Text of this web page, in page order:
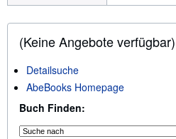
(Keine Angebote verfügbar)
Detailsuche
AbeBooks Homepage
Buch Finden: